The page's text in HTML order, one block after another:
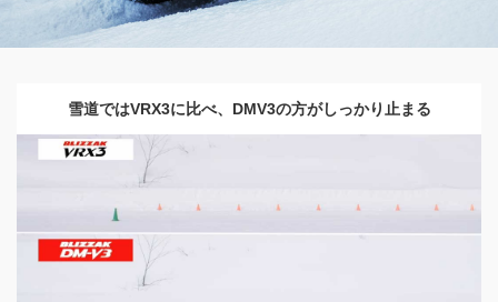
雪道ではVRX3に比べ、 DMV3の方がしっかり止まる